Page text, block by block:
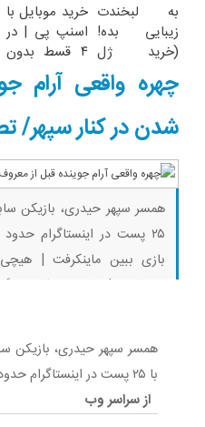
به لبخندت
زیبایی بده!
(خرید ژل
سفیدکننده
دندان
با40%تخفیف)
خرید موبایل با
اسنپ پی | در
۴ قسط بدون
سود و کارمزد!
چهره واقعی آرام
شدن در کنار سپهر/
همسر سپهر حیدری، بازیکن
۲۵ پست در اینستاگرام حدود
بازی ببین ماینکرفت |
روبلاکس | رفتیم اسکویید
همسر سپهر حیدری، بازیکن
با ۲۵ پست در اینستاگرام حدود دو میلیون دنبال‌کننده دارد.
از سراسر وب